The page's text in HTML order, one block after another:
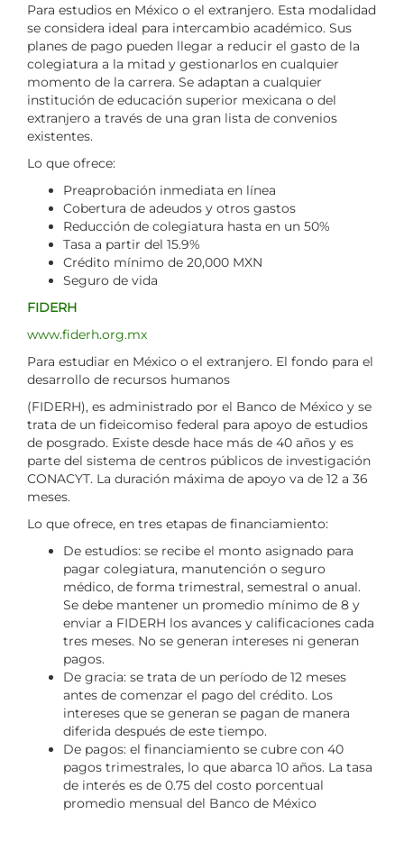
Para estudios en México o el extranjero. Esta modalidad
se considera ideal para intercambio académico. Sus
planes de pago pueden llegar a reducir el gasto de la
colegiatura a la mitad y gestionarlos en cualquier
momento de la carrera. Se adaptan a cualquier
institución de educación superior mexicana o del
extranjero a través de una gran lista de convenios
existentes.
Lo que ofrece:
Preaprobación inmediata en línea
Cobertura de adeudos y otros gastos
Reducción de colegiatura hasta en un 50%
Tasa a partir del 15.9%
Crédito mínimo de 20,000 MXN
Seguro de vida
FIDERH
www.fiderh.org.mx
Para estudiar en México o el extranjero. El fondo para el
desarrollo de recursos humanos
(FIDERH), es administrado por el Banco de México y se
trata de un fideicomiso federal para apoyo de estudios
de posgrado. Existe desde hace más de 40 años y es
parte del sistema de centros públicos de investigación
CONACYT. La duración máxima de apoyo va de 12 a 36
meses.
Lo que ofrece, en tres etapas de financiamiento:
De estudios: se recibe el monto asignado para
pagar colegiatura, manutención o seguro
médico, de forma trimestral, semestral o anual.
Se debe mantener un promedio mínimo de 8 y
enviar a FIDERH los avances y calificaciones cada
tres meses. No se generan intereses ni generan
pagos.
De gracia: se trata de un período de 12 meses
antes de comenzar el pago del crédito. Los
intereses que se generan se pagan de manera
diferida después de este tiempo.
De pagos: el financiamiento se cubre con 40
pagos trimestrales, lo que abarca 10 años. La tasa
de interés es de 0.75 del costo porcentual
promedio mensual del Banco de México